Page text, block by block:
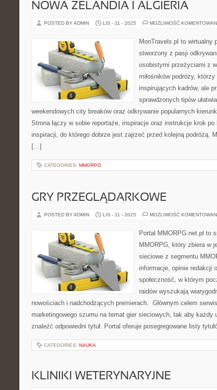
NOWA ZELANDIA I ALGIERIA
POSTED BY ADMIN LIS - 11 - 2025 MOŻLIWOŚĆ
MonTravels.pl to wirtualny
stworzony z pasji
osobistymi przeżyciami z
miłośników podróży,
inspirujących kadrów, ale
sprawdzonych tipów
weekendowych city breaków oraz odkrywanie popularnych
Strona łączy w sobie reportaże, inspiracje oraz instrukcje krok
inspiracji, do którego dobrze jest zajrzeć przed kolejną podróżą.
[…]
CATEGORIES: MMORPG
GRY PRZEGLĄDARKOWE
POSTED BY ADMIN LIS - 11 - 2025 MOŻLIWOŚĆ
Portal MMORPG.net.pl to
MMORPG, który zbiera w
sieciowe z segmentu
informacje, opinie redakcji
społeczność, w którym
raidów wyszukają
nowościach i nadchodzących premierach. Głównym celem
marketingowego szumu na temat gier sieciowych, tak aby każdy
znaleźć odpowiedni tytuł. Portal oferuje posegregowane listy
CATEGORIES: NAUKA
KLINIKI WETERYNARYJNE